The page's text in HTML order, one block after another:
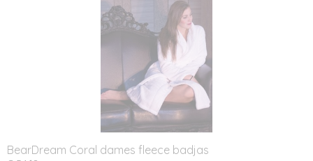
BearDream Coral dames fleece badjas